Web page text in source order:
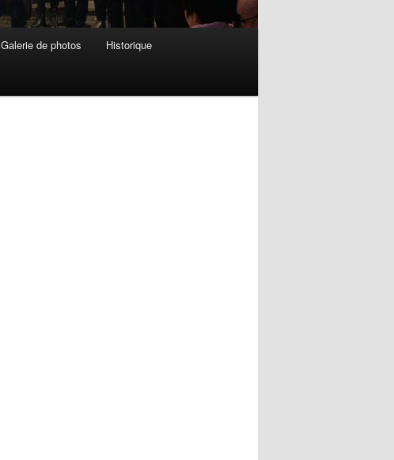
Galerie de photos Historique